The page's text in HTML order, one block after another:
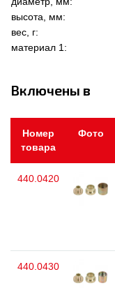
высота, мм:
вес, г:
материал 1:
Включены в
Номер
товара
Фото
440.0420
440.0430